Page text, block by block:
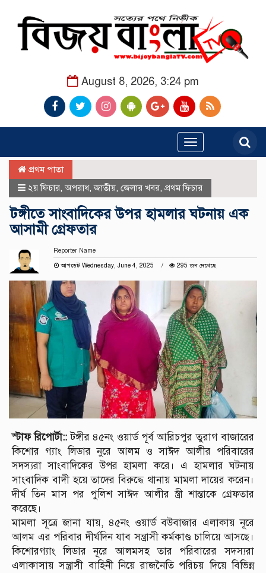
August 8, 2026, 3:24 pm
Toggle
navigation
প্রথম পাতা
২য় ফিচার অপরাধ,জাতীয় জেলার খবর প্রথম ফিচার
টঙ্গীতে সাংবাদিকের উপর হামলার ঘটনায় এক
আসামী গ্রেফতার
Reporter Name
আপডেট Wednesday, June 4, 2025
295 জন দেখেছে
স্টাফ রিপোর্টা:: টঙ্গীর ৪৫নং ওয়ার্ড পূর্ব আরিচপুর তুরাগ বাজারের
কিশোর গ্যাং লিডার নুরে আলম ও সাঈদ আলীর পরিবারের
সদস্যরা সাংবাদিকের উপর হামলা করে। এ হামলার ঘটনায়
সাংবাদিক বাদী হয়ে তাদের বিরুদ্ধে থানায় মামলা দায়ের করেন।
দীর্ঘ তিন মাস পর পুলিশ সাঈদ আলীর স্ত্রী শান্তাকে গ্রেফতার
করেছে।
মামলা সূত্রে জানা যায়, ৪৫নং ওয়ার্ড বউবাজার এলাকায় নূরে
আলম এর পরিবার দীর্ঘদিন যাব সন্ত্রাসী কর্মকাণ্ড চালিয়ে আসছে।
কিশোরগ্যাং লিডার নূরে আলমসহ তার পরিবারের সদস্যরা
এলাকাসায় সন্ত্রাসী বাহিনী নিয়ে রাজনৈতি পরিচয় দিয়ে বিভিন্ন